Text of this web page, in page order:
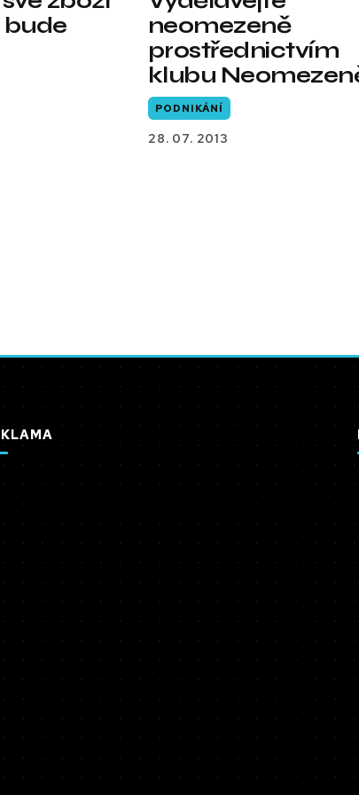
bude
neomezeně
prostřednictvím
klubu
PODNIKÁNÍ
28. 07. 2013